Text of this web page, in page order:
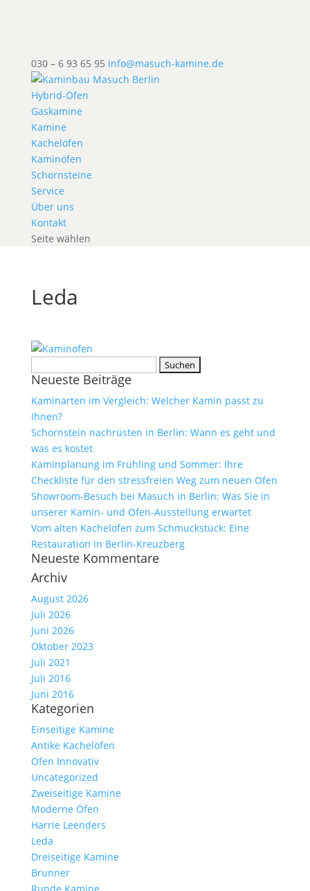
030 – 6 93 65 95 info@masuch-kamine.de
Hybrid-Öfen
Gaskamine
Kamine
Kachelöfen
Kaminöfen
Schornsteine
Service
Über uns
Kontakt
Seite wählen
Leda
nach:
Neueste Beiträge
Kaminarten im Vergleich: Welcher Kamin passt zu
Ihnen?
Schornstein nachrüsten in Berlin: Wann es geht und
was es kostet
Kaminplanung im Frühling und Sommer: Ihre
Checkliste für den stressfreien Weg zum neuen Ofen
Showroom-Besuch bei Masuch in Berlin: Was Sie in
unserer Kamin- und Ofen-Ausstellung erwartet
Vom alten Kachelofen zum Schmuckstück: Eine
Restauration in Berlin-Kreuzberg
Neueste Kommentare
Archiv
August 2026
Juli 2026
Juni 2026
Oktober 2023
Juli 2021
Juli 2016
Juni 2016
Kategorien
Einseitige Kamine
Antike Kachelöfen
Ofen Innovativ
Uncategorized
Zweiseitige Kamine
Moderne Öfen
Harrie Leenders
Leda
Dreiseitige Kamine
Brunner